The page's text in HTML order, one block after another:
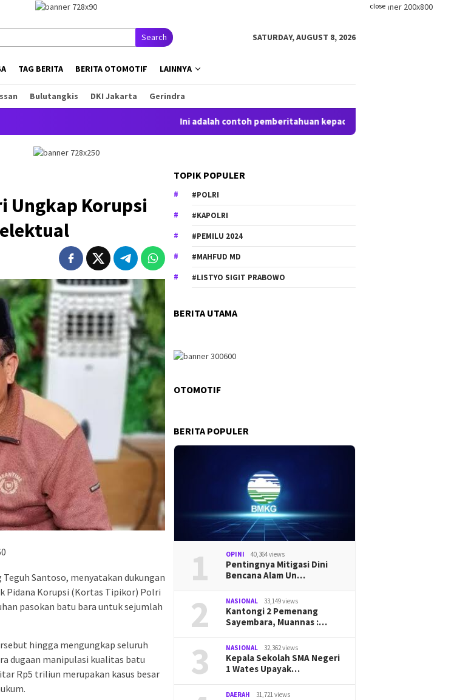
close
Search SATURDAY, AUGUST 8, 2026
TAG BERITA BERITA OTOMOTIF LAINNYA
Bulutangkis DKI Jakarta Gerindra
Ini adalah contoh pemberitahuan kepada pengunjung anda. Bloggingpro
Ungkap Korupsi
Santoso, menyatakan dukungan
Pidana Korupsi (Kortas Tipikor) Polri
pasokan batu bara untuk sejumlah
hingga mengungkap seluruh
dugaan manipulasi kualitas batu
Rp5 triliun merupakan kasus besar
TOPIK POPULER
#POLRI
#KAPOLRI
#PEMILU 2024
#MAHFUD MD
#LISTYO SIGIT PRABOWO
BERITA UTAMA
OTOMOTIF
BERITA POPULER
1 OPINI 40,364 views
Pentingnya Mitigasi Dini
Bencana Alam Un…
2 NASIONAL 33,149 views
Kantongi 2 Pemenang
Sayembara, Muannas :…
3 NASIONAL 32,362 views
Kepala Sekolah SMA Negeri
1 Wates Upayak…
DAERAH 31,721 views